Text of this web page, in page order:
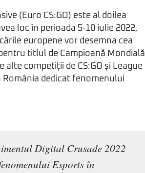
(Euro CS:GO) este al doilea
loc în perioada 5-10 iulie 2022,
europene vor desemna cea
titlul de Campioană Mondială
competiții de CS:GO și League
România dedicat fenomenului
Digital Crusade 2022
Esports în